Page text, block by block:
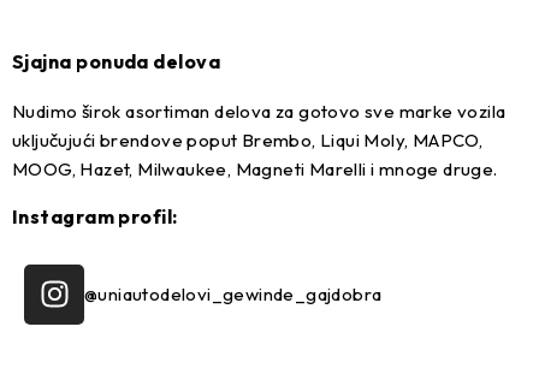
Sjajna ponuda delova
Nudimo širok asortiman delova za gotovo sve marke vozila
uključujući brendove poput Brembo, Liqui Moly, MAPCO,
MOOG, Hazet, Milwaukee, Magneti Marelli i mnoge druge.
Instagram profil:
@uniautodelovi_gewinde_gajdobra